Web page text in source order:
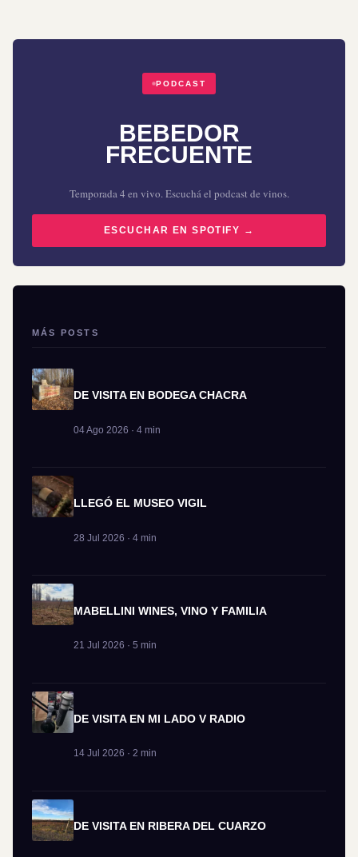
PODCAST
BEBEDOR
FRECUENTE
Temporada 4 en vivo. Escuchá el podcast de vinos.
ESCUCHAR EN SPOTIFY →
MÁS POSTS
DE VISITA EN BODEGA CHACRA
04 Ago 2026 · 4 min
LLEGÓ EL MUSEO VIGIL
28 Jul 2026 · 4 min
MABELLINI WINES, VINO Y FAMILIA
21 Jul 2026 · 5 min
DE VISITA EN MI LADO V RADIO
14 Jul 2026 · 2 min
DE VISITA EN RIBERA DEL CUARZO